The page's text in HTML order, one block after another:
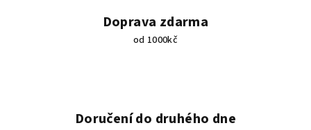
s
u
Doprava zdarma
od 1000kč
Doručení do druhého dne